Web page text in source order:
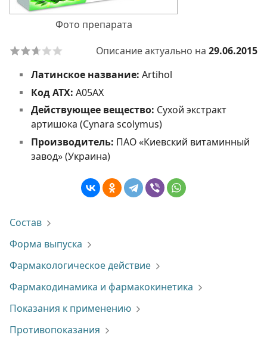
Фото препарата
Описание актуально на 29.06.2015
Латинское название: Artihol
Код АТХ: A05AX
Действующее вещество: Сухой экстракт
артишока (Cynara scolymus)
Производитель: ПАО «Киевский витаминный
завод» (Украина)
Состав
Форма выпуска
Фармакологическое действие
Фармакодинамика и фармакокинетика
Показания к применению
Противопоказания